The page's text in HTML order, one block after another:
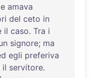
amava
del ceto in
il caso. Tra i
signore; ma
egli preferiva
il servitore.